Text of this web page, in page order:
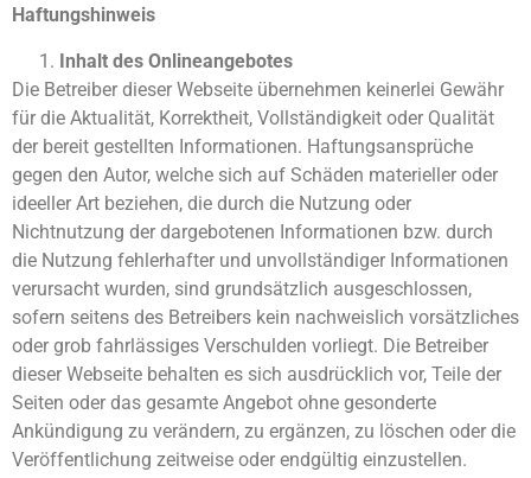
Haftungshinweis
Inhalt des Onlineangebotes
Die Betreiber dieser Webseite übernehmen keinerlei Gewähr
für die Aktualität, Korrektheit, Vollständigkeit oder Qualität
der bereit gestellten Informationen. Haftungsansprüche
gegen den Autor, welche sich auf Schäden materieller oder
ideeller Art beziehen, die durch die Nutzung oder
Nichtnutzung der dargebotenen Informationen bzw. durch
die Nutzung fehlerhafter und unvollständiger Informationen
verursacht wurden, sind grundsätzlich ausgeschlossen,
sofern seitens des Betreibers kein nachweislich vorsätzliches
oder grob fahrlässiges Verschulden vorliegt. Die Betreiber
dieser Webseite behalten es sich ausdrücklich vor, Teile der
Seiten oder das gesamte Angebot ohne gesonderte
Ankündigung zu verändern, zu ergänzen, zu löschen oder die
Veröffentlichung zeitweise oder endgültig einzustellen.